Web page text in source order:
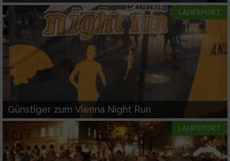
LAUFSPORT
Günstiger zum Vienna Night Run
LAUFSPORT